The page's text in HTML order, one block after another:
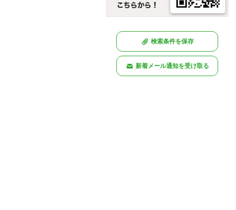
検索条件を保存
新着メール通知を受け取る